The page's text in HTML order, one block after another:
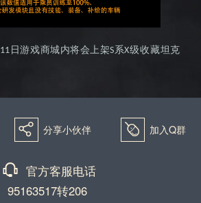
11 日游戏商城内将会上架S系X级收藏坦克
򰀂 分享小伙伴 򰀄 加入Q群
򰀃 官方客服电话
95163517转206